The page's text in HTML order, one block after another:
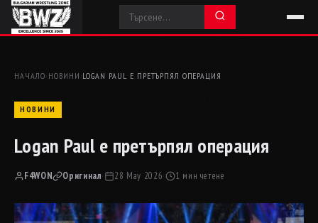
НАЧАЛО› НОВИНИ ›LOGAN PAUL Е ПРЕТЪРПЯЛ ОПЕРАЦИЯ
НОВИНИ
Logan Paul е претърпял операция
F4WON Оригинал· 28 May 2026· 1 мин четене